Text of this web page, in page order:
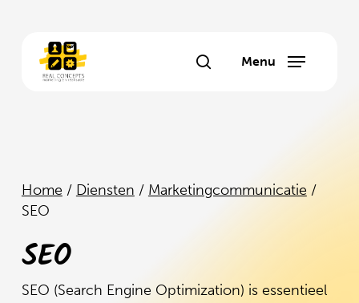
content
searchMenu
Home / Diensten / Marketingcommunicatie /
SEO
SEO
SEO (Search Engine Optimization) is essentieel